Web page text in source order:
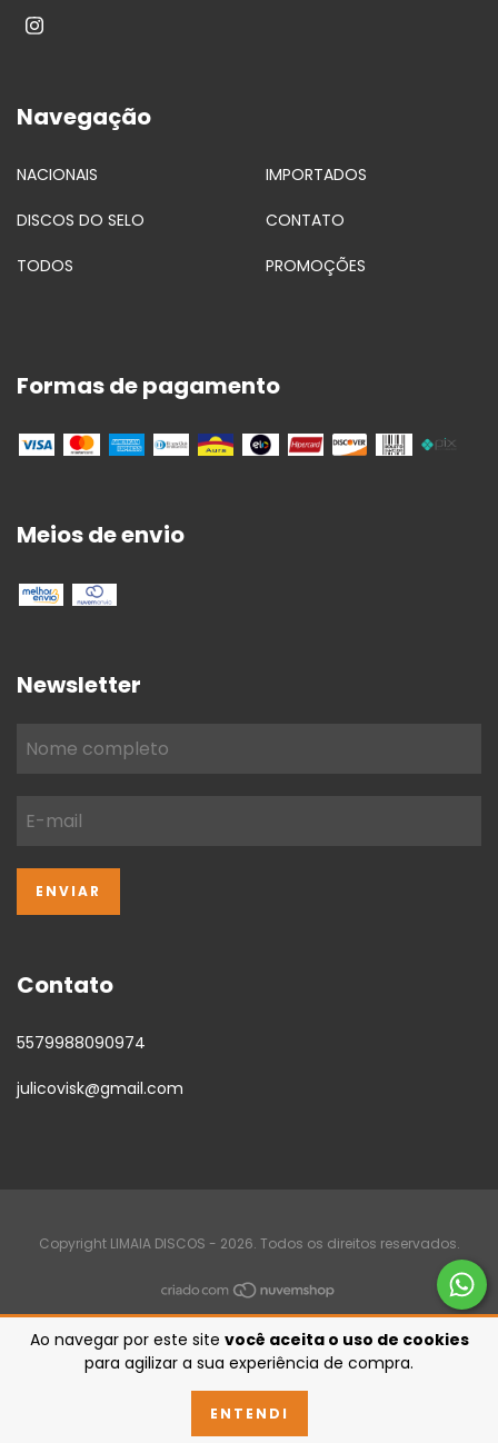
Ao navegar por este site você aceita o uso de cookies
para agilizar a sua experiência de compra.
ENTENDI
Navegação
NACIONAIS IMPORTADOS
DISCOS DO SELO CONTATO
TODOS PROMOÇÕES
Formas de pagamento
Meios de envio
Newsletter
Contato
5579988090974
julicovisk@gmail.com
Copyright LIMAIA DISCOS - 2026. Todos os direitos reservados.